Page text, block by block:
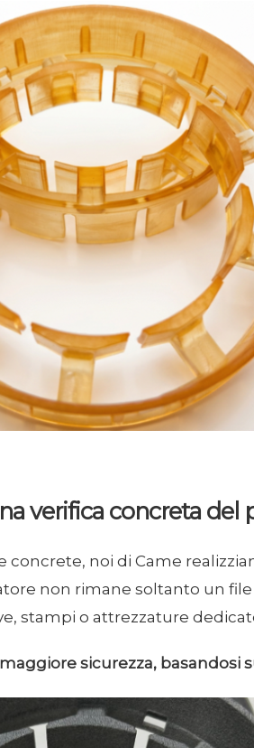
verifica concreta
concrete, noi di Came
non rimane soltanto un
stampi o attrezzature
sicurezza, basandosi